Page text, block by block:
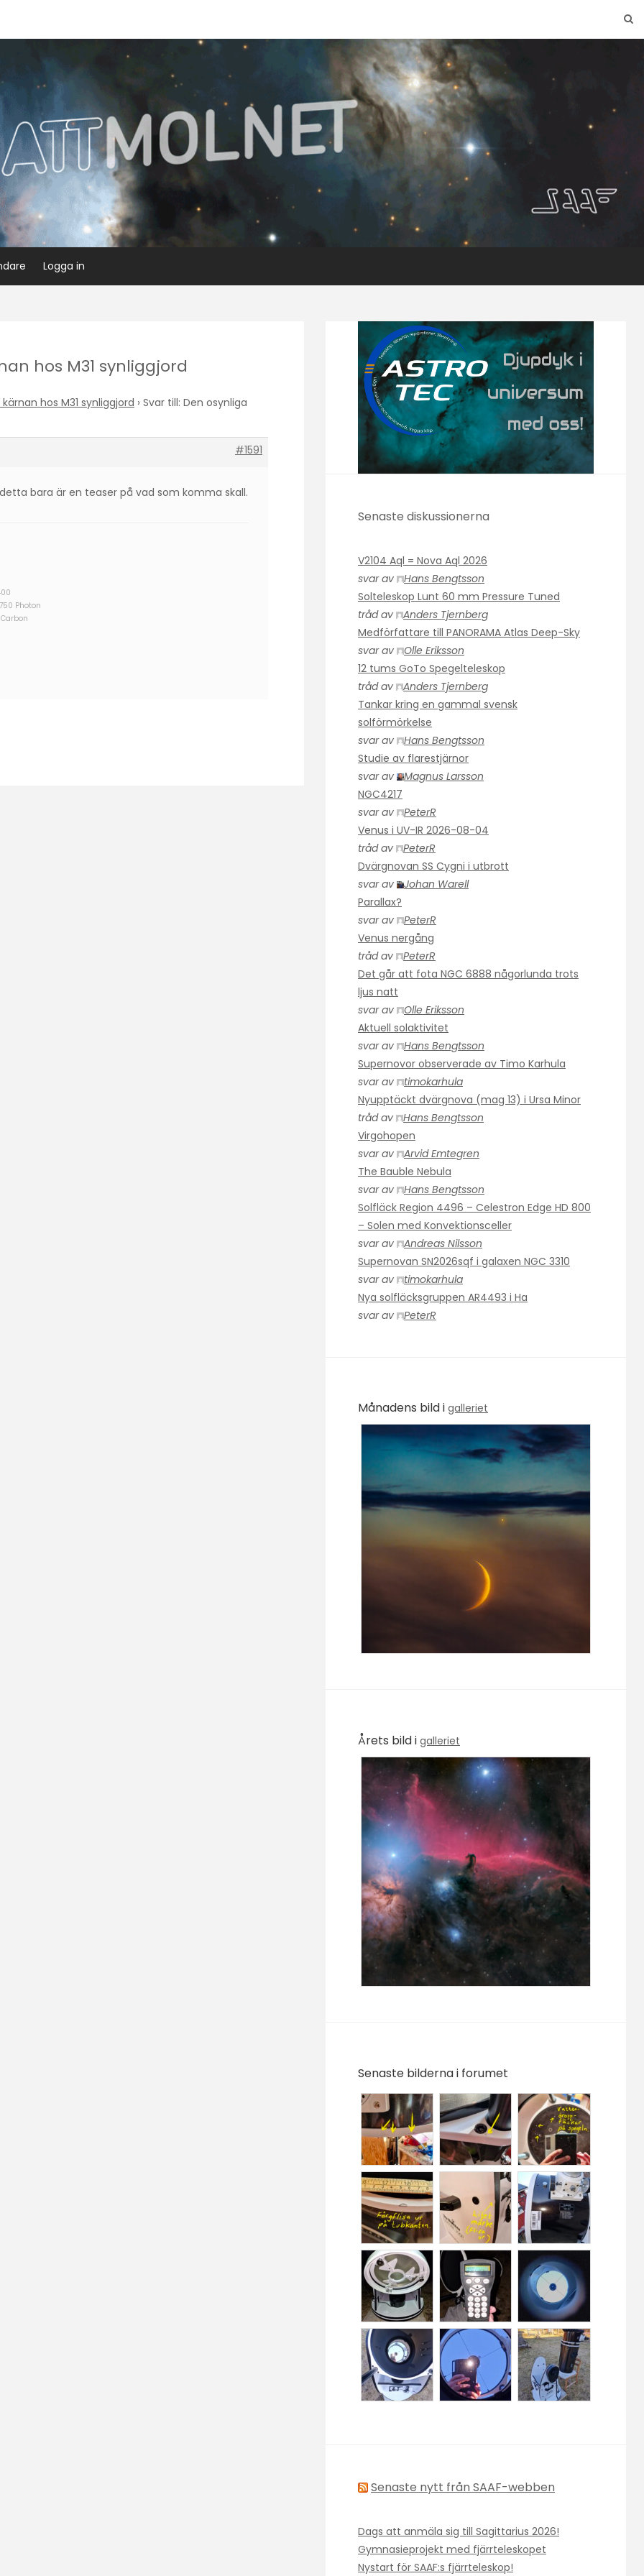
Logga in
hos M31 synliggjord
hos M31 synliggjord › Svar till: Den osynliga
#1591
bara är en teaser på vad som komma skall.
Photon
Senaste diskussionerna
V2104 Aql = Nova Aql 2026
svar av
Hans Bengtsson
Solteleskop Lunt 60 mm Pressure Tuned
tråd av
Anders Tjernberg
Medförfattare till PANORAMA Atlas Deep-Sky
svar av
Olle Eriksson
12 tums GoTo Spegelteleskop
tråd av
Anders Tjernberg
Tankar kring en gammal svensk
solförmörkelse
svar av
Hans Bengtsson
Studie av flarestjärnor
svar av
Magnus Larsson
NGC4217
svar av
PeterR
Venus i UV-IR 2026-08-04
tråd av
PeterR
Dvärgnovan SS Cygni i utbrott
svar av
Johan Warell
Parallax?
svar av
PeterR
Venus nergång
tråd av
PeterR
Det går att fota NGC 6888 någorlunda trots
ljus natt
svar av
Olle Eriksson
Aktuell solaktivitet
svar av
Hans Bengtsson
Supernovor observerade av Timo Karhula
svar av
timokarhula
Nyupptäckt dvärgnova (mag 13) i Ursa Minor
tråd av
Hans Bengtsson
Virgohopen
svar av
Arvid Emtegren
The Bauble Nebula
svar av
Hans Bengtsson
Solfläck Region 4496 – Celestron Edge HD 800
– Solen med Konvektionsceller
svar av
Andreas Nilsson
Supernovan SN2026sqf i galaxen NGC 3310
svar av
timokarhula
Nya solfläcksgruppen AR4493 i Ha
svar av
PeterR
Månadens bild i galleriet
Årets bild i galleriet
Senaste bilderna i forumet
Senaste nytt från SAAF-webben
Dags att anmäla sig till Sagittarius 2026!
Gymnasieprojekt med fjärrteleskopet
Nystart för SAAF:s fjärrteleskop!